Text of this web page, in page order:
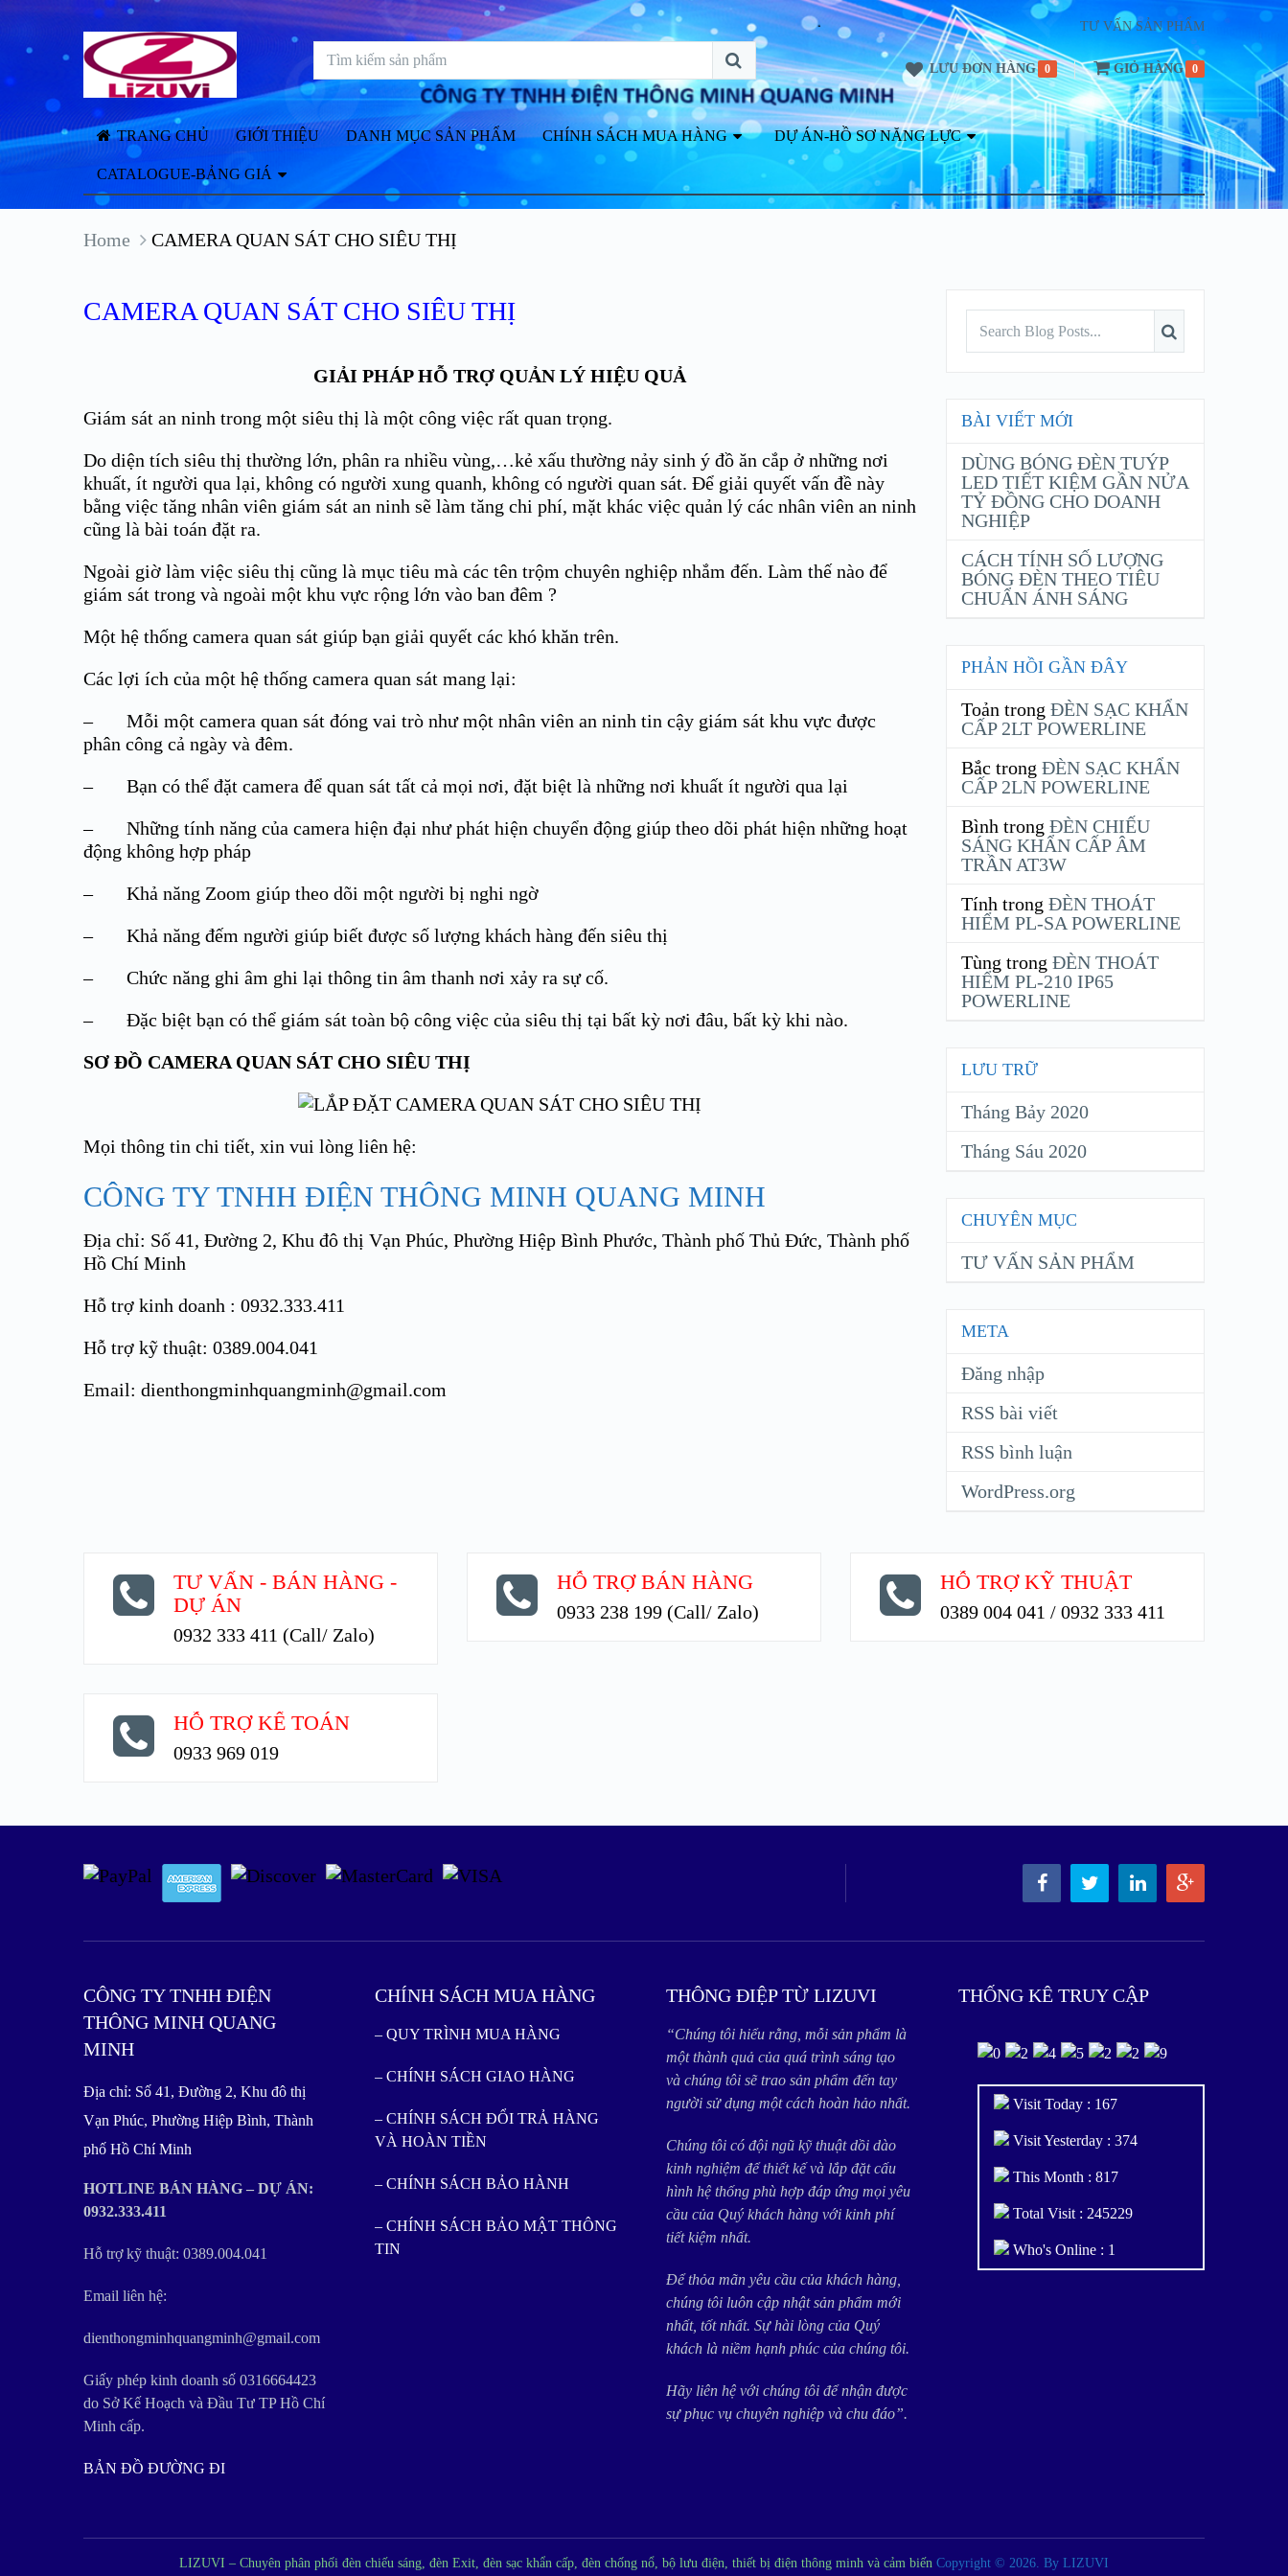
TƯ VẤN SẢN PHẨM
LƯU ĐƠN HÀNG 0 GIỎ HÀNG 0
TRANG CHỦ GIỚI THIỆU DANH MỤC SẢN PHẨM CHÍNH SÁCH MUA HÀNG DỰ ÁN-HỒ SƠ NĂNG LỰC
CATALOGUE-BẢNG GIÁ
Home CAMERA QUAN SÁT CHO SIÊU THỊ
CAMERA QUAN SÁT CHO SIÊU THỊ
GIẢI PHÁP HỖ TRỢ QUẢN LÝ HIỆU QUẢ
Giám sát an ninh trong một siêu thị là một công việc rất quan trọng.
Do diện tích siêu thị thường lớn, phân ra nhiều vùng,…kẻ xấu thường nảy sinh ý đồ ăn cắp ở những nơi
khuất, ít người qua lại, không có người xung quanh, không có người quan sát. Để giải quyết vấn đề này
bằng việc tăng nhân viên giám sát an ninh sẽ làm tăng chi phí, mặt khác việc quản lý các nhân viên an ninh
cũng là bài toán đặt ra.
Ngoài giờ làm việc siêu thị cũng là mục tiêu mà các tên trộm chuyên nghiệp nhắm đến. Làm thế nào để
giám sát trong và ngoài một khu vực rộng lớn vào ban đêm ?
Một hệ thống camera quan sát giúp bạn giải quyết các khó khăn trên.
Các lợi ích của một hệ thống camera quan sát mang lại:
– Mỗi một camera quan sát đóng vai trò như một nhân viên an ninh tin cậy giám sát khu vực được
phân công cả ngày và đêm.
– Bạn có thể đặt camera để quan sát tất cả mọi nơi, đặt biệt là những nơi khuất ít người qua lại
– Những tính năng của camera hiện đại như phát hiện chuyển động giúp theo dõi phát hiện những hoạt
động không hợp pháp
– Khả năng Zoom giúp theo dõi một người bị nghi ngờ
– Khả năng đếm người giúp biết được số lượng khách hàng đến siêu thị
– Chức năng ghi âm ghi lại thông tin âm thanh nơi xảy ra sự cố.
– Đặc biệt bạn có thể giám sát toàn bộ công việc của siêu thị tại bất kỳ nơi đâu, bất kỳ khi nào.
SƠ ĐỒ CAMERA QUAN SÁT CHO SIÊU THỊ
Mọi thông tin chi tiết, xin vui lòng liên hệ:
CÔNG TY TNHH ĐIỆN THÔNG MINH QUANG MINH
Địa chỉ: Số 41, Đường 2, Khu đô thị Vạn Phúc, Phường Hiệp Bình Phước, Thành phố Thủ Đức, Thành phố
Hồ Chí Minh
Hỗ trợ kinh doanh : 0932.333.411
Hỗ trợ kỹ thuật: 0389.004.041
Email: dienthongminhquangminh@gmail.com
BÀI VIẾT MỚI
DÙNG BÓNG ĐÈN TUÝP
LED TIẾT KIỆM GẦN NỬA
TỶ ĐỒNG CHO DOANH
NGHIỆP
CÁCH TÍNH SỐ LƯỢNG
BÓNG ĐÈN THEO TIÊU
CHUẨN ÁNH SÁNG
PHẢN HỒI GẦN ĐÂY
Toản trongĐÈN SẠC KHẨN
CẤP 2LT POWERLINE
Bắc trongĐÈN SẠC KHẨN
CẤP 2LN POWERLINE
Bình trongĐÈN CHIẾU
SÁNG KHẨN CẤP ÂM
TRẦN AT3W
Tính trongĐÈN THOÁT
HIỂM PL-SA POWERLINE
Tùng trongĐÈN THOÁT
HIỂM PL-210 IP65
POWERLINE
LƯU TRỮ
Tháng Bảy 2020
Tháng Sáu 2020
CHUYÊN MỤC
TƯ VẤN SẢN PHẨM
META
Đăng nhập
RSS bài viết
RSS bình luận
WordPress.org
TƯ VẤN - BÁN HÀNG -
DỰ ÁN
0932 333 411 (Call/ Zalo)
HỖ TRỢ BÁN HÀNG
0933 238 199 (Call/ Zalo)
HỖ TRỢ KỸ THUẬT
0389 004 041 / 0932 333 411
HỖ TRỢ KẾ TOÁN
0933 969 019
CÔNG TY TNHH ĐIỆN
THÔNG MINH QUANG
MINH
Địa chỉ: Số 41, Đường 2, Khu đô thị
Vạn Phúc, Phường Hiệp Bình, Thành
phố Hồ Chí Minh
HOTLINE BÁN HÀNG – DỰ ÁN:
0932.333.411
Hỗ trợ kỹ thuật: 0389.004.041
Email liên hệ:
dienthongminhquangminh@gmail.com
Giấy phép kinh doanh số 0316664423
do Sở Kế Hoạch và Đầu Tư TP Hồ Chí
Minh cấp.
BẢN ĐỒ ĐƯỜNG ĐI
CHÍNH SÁCH MUA HÀNG
– QUY TRÌNH MUA HÀNG
– CHÍNH SÁCH GIAO HÀNG
– CHÍNH SÁCH ĐỔI TRẢ HÀNG
VÀ HOÀN TIỀN
– CHÍNH SÁCH BẢO HÀNH
– CHÍNH SÁCH BẢO MẬT THÔNG
TIN
THÔNG ĐIỆP TỪ LIZUVI
“Chúng tôi hiểu rằng, mỗi sản phẩm là
một thành quả của quá trình sáng tạo
và chúng tôi sẽ trao sản phẩm đến tay
người sử dụng một cách hoàn hảo nhất.
Chúng tôi có đội ngũ kỹ thuật dồi dào
kinh nghiệm để thiết kế và lắp đặt cấu
hình hệ thống phù hợp đáp ứng mọi yêu
cầu của Quý khách hàng với kinh phí
tiết kiệm nhất.
Để thỏa mãn yêu cầu của khách hàng,
chúng tôi luôn cập nhật sản phẩm mới
nhất, tốt nhất. Sự hài lòng của Quý
khách là niềm hạnh phúc của chúng tôi.
Hãy liên hệ với chúng tôi để nhận được
sự phục vụ chuyên nghiệp và chu đáo”.
THỐNG KÊ TRUY CẬP
Visit Today : 167
Visit Yesterday : 374
This Month : 817
Total Visit : 245229
Who's Online : 1
LIZUVI – Chuyên phân phối đèn chiếu sáng, đèn Exit, đèn sạc khẩn cấp, đèn chống nổ, bộ lưu điện, thiết bị điện thông minh và cảm biến Copyright © 2026. By LIZUVI